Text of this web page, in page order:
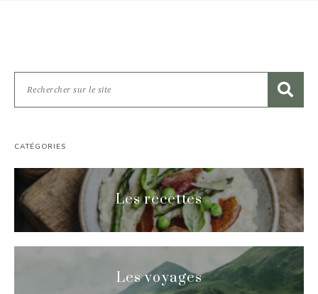
CATÉGORIES
Les recettes
Les voyages